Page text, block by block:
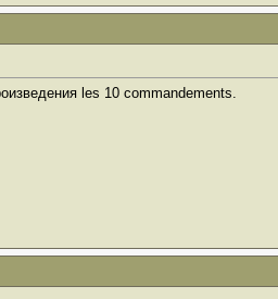
les 10 commandements.